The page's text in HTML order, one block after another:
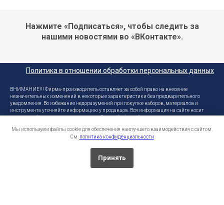
Мы используем файлы cookie для обеспечения наилучшего взаимодействия с сайтом.
См. политика конфиденциальности
Принять
Нажмите «Подписаться», чтобы следить за
нашими новостями во «ВКонтакте».
Политика в отношении обработки персональных данных
ВНИМАНИЕ!!! Фирма-производитель оставляет за собой право на внесение
незначительных изменений в некоторые характеристики без предварительного
уведомления. Во избежание недоразумений при покупке наборов, материалов и
инструмента уточняйте информацию у продавцов. Вся информация на сайте носит
справочный характер и не является публичной офертой.
Эскадра ® - зарегистрированный товарный знак. Копирование, размножение,
распространение (целиком или частично), или иное использование материала без
письменного разрешения производителя не допускается. Любое нарушение прав
производителя будет преследоваться на основе российского законодательства